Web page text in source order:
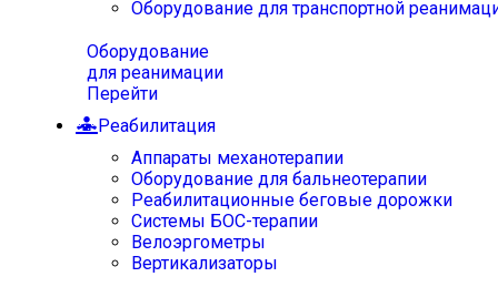
Оборудование для транспортной
Оборудование
для реанимации
Перейти
Реабилитация
Аппараты механотерапии
Оборудование для бальнеотерапии
Реабилитационные беговые дорожки
Системы БОС-терапии
Велоэргометры
Вертикализаторы